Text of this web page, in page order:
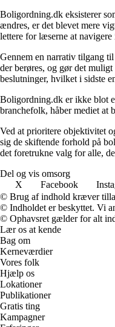
Boligordning.dk eksisterer
ændres, er det blevet mere
lettere for læserne at
Gennem en narrativ tilgang
der berøres, og gør det
beslutninger, hvilket i sidste
Boligordning.dk er ikke blot
branchefolk, håber mediet at
Ved at prioritere objektivitet
sig de skiftende forhold på
det foretrukne valg for alle,
Del og vis omsorg
X
Facebook
© Brug af indhold kræver
© Indholdet er beskyttet. Vi
© Ophavsret gælder for alt
Lær os at kende
Bag om
Kerneværdier
Vores folk
Hjælp os
Lokationer
Publikationer
Gratis ting
Kampagner